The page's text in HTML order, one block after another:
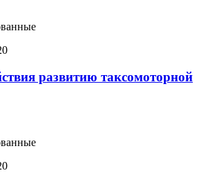
развитию таксомоторной